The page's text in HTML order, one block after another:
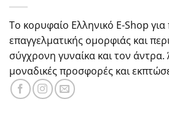
Το κορυφαίο Ελληνικό E-Shop
επαγγελματικής ομορφιάς και
σύγχρονη γυναίκα και τον
μοναδικές προσφορές και